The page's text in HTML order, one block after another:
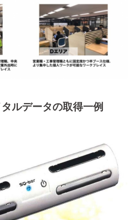
ルデータの取得一例